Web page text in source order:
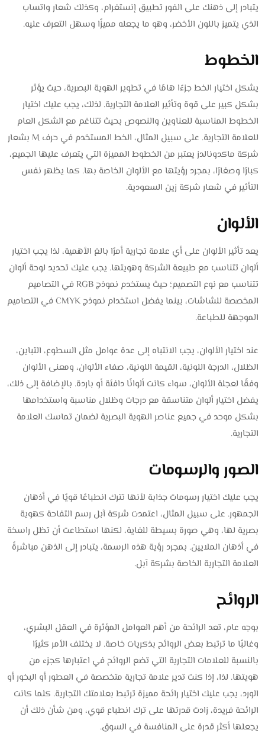
يتبادر إلى ذهنك على الفور تطبيق إنستغرام، وكذلك شعار واتساب
الذي يتميز باللون الأخضر، وهو ما يجعله مميزًا وسهل التعرف عليه.
الخطوط
يشكل اختيار الخط جزءًا هامًا في تطوير الهوية البصرية، حيث يؤثر
بشكل كبير على قوة وتأثير العلامة التجارية. لذلك، يجب عليك اختيار
الخطوط المناسبة للعناوين والنصوص بحيث تتناغم مع الشكل العام
للعلامة التجارية. على سبيل المثال، الخط المستخدم في حرف M بشعار
شركة ماكدونالدز يعتبر من الخطوط المميزة التي يتعرف عليها الجميع،
كبارًا وصغارًا، بمجرد رؤيتها مع الألوان الخاصة بها. كما يظهر نفس
التأثير في شعار شركة زين السعودية.
الألوان
يعد تأثير الألوان على أي علامة تجارية أمرًا بالغ الأهمية، لذا يجب اختيار
ألوان تتناسب مع طبيعة الشركة وهويتها. يجب عليك تحديد لوحة ألوان
تتناسب مع نوع التصميم؛ حيث يستخدم نموذج RGB في التصاميم
المخصصة للشاشات، بينما يفضل استخدام نموذج CMYK في التصاميم
الموجهة للطباعة.
عند اختيار الألوان، يجب الانتباه إلى عدة عوامل مثل السطوع، التباين،
الظلال، الدرجة اللونية، القيمة اللونية، صفاء الألوان، ومعنى الألوان
وفقًا لعجلة الألوان، سواء كانت ألوانًا دافئة أو باردة. بالإضافة إلى ذلك،
يفضل اختيار ألوان متناسقة مع درجات وظلال مناسبة واستخدامها
بشكل موحد في جميع عناصر الهوية البصرية لضمان تماسك العلامة
التجارية.
الصور والرسومات
يجب عليك اختيار رسومات جذابة لأنها تترك انطباعًا قويًا في أذهان
الجمهور. على سبيل المثال، اعتمدت شركة آبل رسم التفاحة كهوية
بصرية لها، وهي صورة بسيطة للغاية، لكنها استطاعت أن تظل راسخة
في أذهان الملايين. بمجرد رؤية هذه الرسمة، يتبادر إلى الذهن مباشرةً
العلامة التجارية الخاصة بشركة آبل.
الروائح
بوجه عام، تعد الرائحة من أهم العوامل المؤثرة في العقل البشري،
وغالبًا ما ترتبط بعض الروائح بذكريات خاصة. لا يختلف الأمر كثيرًا
بالنسبة للعلامات التجارية التي تضع الروائح في اعتبارها كجزء من
هويتها. لذا، إذا كنت تدير علامة تجارية متخصصة في العطور أو البخور أو
الورد، يجب عليك اختيار رائحة مميزة ترتبط بعلامتك التجارية. كلما كانت
الرائحة فريدة، زادت قدرتها على ترك انطباع قوي، ومن شأن ذلك أن
يجعلها أكثر قدرة على المنافسة في السوق.